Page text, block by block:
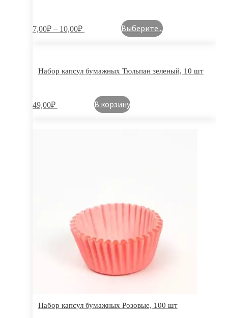
7,00₽ – 10,00₽ Выберите...
Набор капсул бумажных Тюльпан зеленый, 10 шт
49,00₽ В корзину
Набор капсул бумажных Розовые, 100 шт